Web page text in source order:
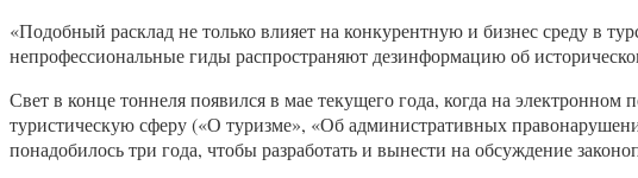
«Подобный расклад не только влияет на конкурентную и бизнес среду в
непрофессиональные гиды распространяют дезинформацию об
Свет в конце тоннеля появился в мае текущего года, когда на
туристическую сферу («О туризме», «Об административных
понадобилось три года, чтобы разработать и вынести на обсуждение